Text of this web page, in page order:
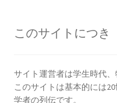
ウィーン大
関係【独
このサイトにつき
サイト運営者は学生時代、
このサイトは基本的には
学者の列伝です。